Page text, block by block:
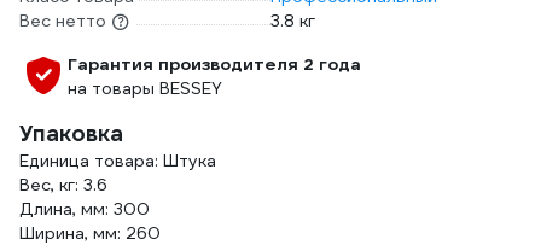
Вес нетто
3.8 кг
Гарантия производителя 2 года
на товары BESSEY
Упаковка
Единица товара: Штука
Вес, кг: 3.6
Длина, мм: 300
Ширина, мм: 260